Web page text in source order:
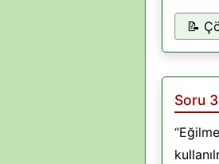
📝
Soru 3